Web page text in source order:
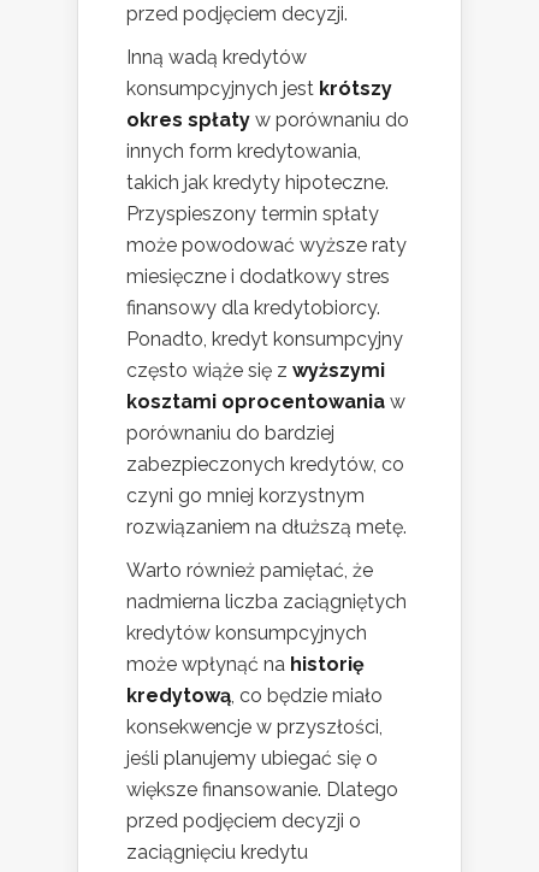
przed podjęciem decyzji.
Inną wadą kredytów
konsumpcyjnych jest krótszy
okres spłaty w porównaniu do
innych form kredytowania,
takich jak kredyty hipoteczne.
Przyspieszony termin spłaty
może powodować wyższe raty
miesięczne i dodatkowy stres
finansowy dla kredytobiorcy.
Ponadto, kredyt konsumpcyjny
często wiąże się z wyższymi
kosztami oprocentowania w
porównaniu do bardziej
zabezpieczonych kredytów, co
czyni go mniej korzystnym
rozwiązaniem na dłuższą metę.
Warto również pamiętać, że
nadmierna liczba zaciągniętych
kredytów konsumpcyjnych
może wpłynąć na historię
kredytową , co będzie miało
konsekwencje w przyszłości,
jeśli planujemy ubiegać się o
większe finansowanie. Dlatego
przed podjęciem decyzji o
zaciągnięciu kredytu